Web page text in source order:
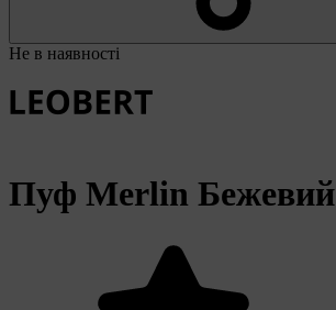
Не в наявності
Пуф Merlin Бежевий